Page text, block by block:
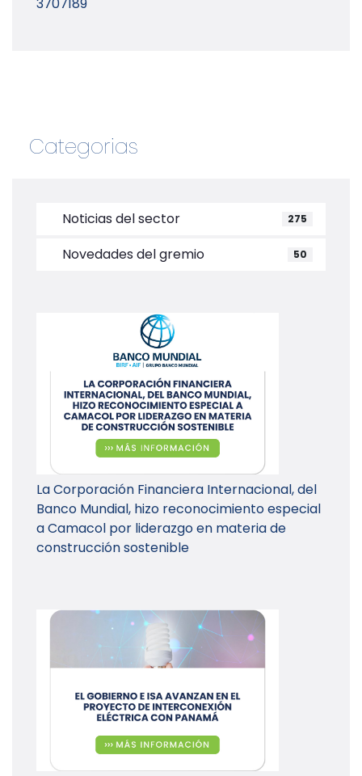
3707189
Categorias
Noticias del sector 275
Novedades del gremio 50
La Corporación Financiera Internacional, del
Banco Mundial, hizo reconocimiento especial
a Camacol por liderazgo en materia de
construcción sostenible